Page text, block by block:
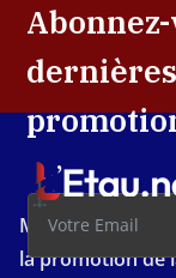
Média
la promotion de